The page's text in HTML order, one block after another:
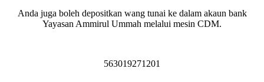
Anda juga boleh depositkan wang tunai ke dalam akaun bank
Yayasan Ammirul Ummah melalui mesin CDM.
563019271201